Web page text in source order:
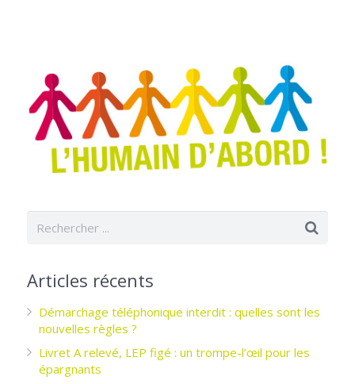
Articles récents
Démarchage téléphonique interdit : quelles sont les
nouvelles règles ?
Livret A relevé, LEP figé : un trompe-l’œil pour les
épargnants ­